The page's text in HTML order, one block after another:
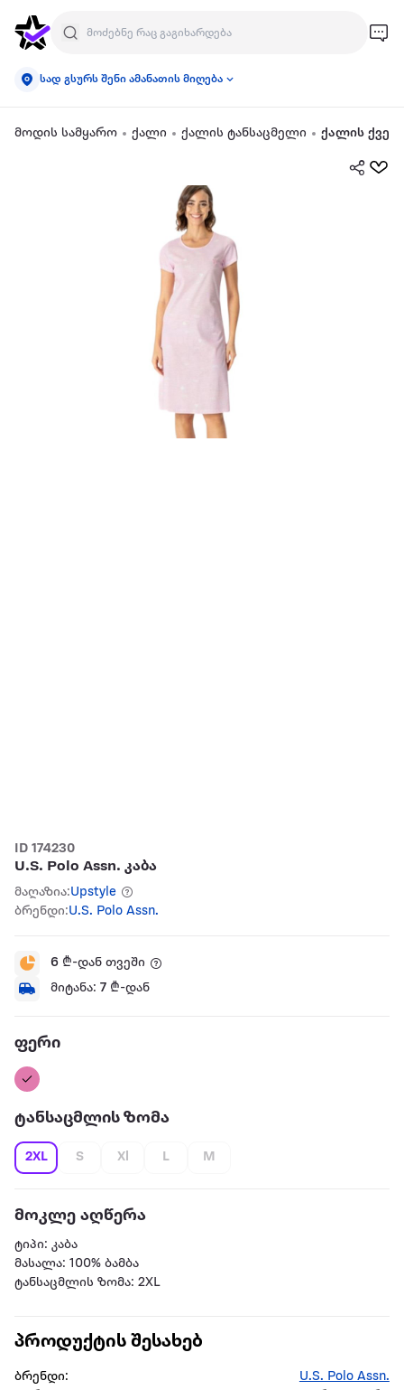
სად გსურს შენი ამანათის მიღება
მოდის სამყარო ქალი ქალის ტანსაცმელი ქალის
ID 174230
U.S. Polo Assn. კაბა
მაღაზია:Upstyle
ბრენდი:U.S. Polo Assn.
6 ₾-დან თვეში
მიტანა: 7 ₾-დან
ფერი
ტანსაცმლის ზომა
2XL S Xl L M
მოკლე აღწერა
ტიპი: კაბა
მასალა: 100% ბამბა
ტანსაცმლის ზომა: 2XL
პროდუქტის შესახებ
ბრენდი:
U.S. Polo Assn.